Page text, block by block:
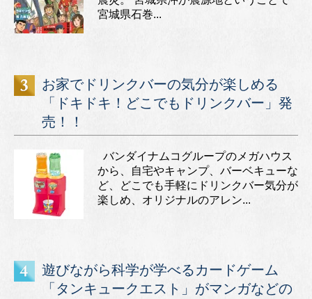
宮城県石巻...
お家でドリンクバーの気分が楽しめる
「ドキドキ！どこでもドリンクバー」発
売！！
バンダイナムコグループのメガハウス
から、自宅やキャンプ、バーベキューな
ど、どこでも手軽にドリンクバー気分が
楽しめ、オリジナルのアレン...
遊びながら科学が学べるカードゲーム
「タンキュークエスト」がマンガなどの